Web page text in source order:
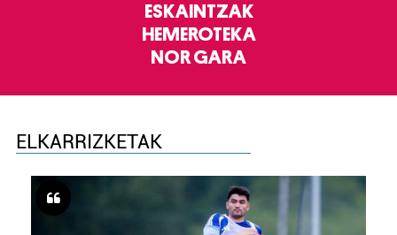
ESKAINTZAK
HEMEROTEKA
NOR GARA
ELKARRIZKETAK